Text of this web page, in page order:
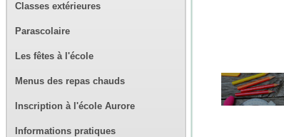
Classes extérieures
Parascolaire
Les fêtes à l'école
Menus des repas chauds
Inscription à l'école Aurore
Informations pratiques